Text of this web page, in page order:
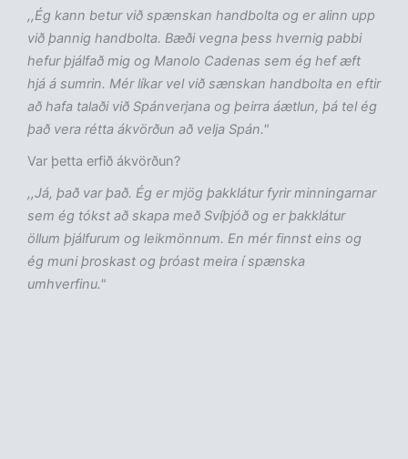
,,Ég kann betur við spænskan handbolta og er alinn upp
við þannig handbolta. Bæði vegna þess hvernig pabbi
hefur þjálfað mig og Manolo Cadenas sem ég hef æft
hjá á sumrin. Mér líkar vel við sænskan handbolta en eftir
að hafa talaði við Spánverjana og þeirra áætlun, þá tel ég
það vera rétta ákvörðun að velja Spán."
Var þetta erfið ákvörðun?
,,Já, það var það. Ég er mjög þakklátur fyrir minningarnar
sem ég tókst að skapa með Svíþjóð og er þakklátur
öllum þjálfurum og leikmönnum. En mér finnst eins og
ég muni þroskast og þróast meira í spænska
umhverfinu."